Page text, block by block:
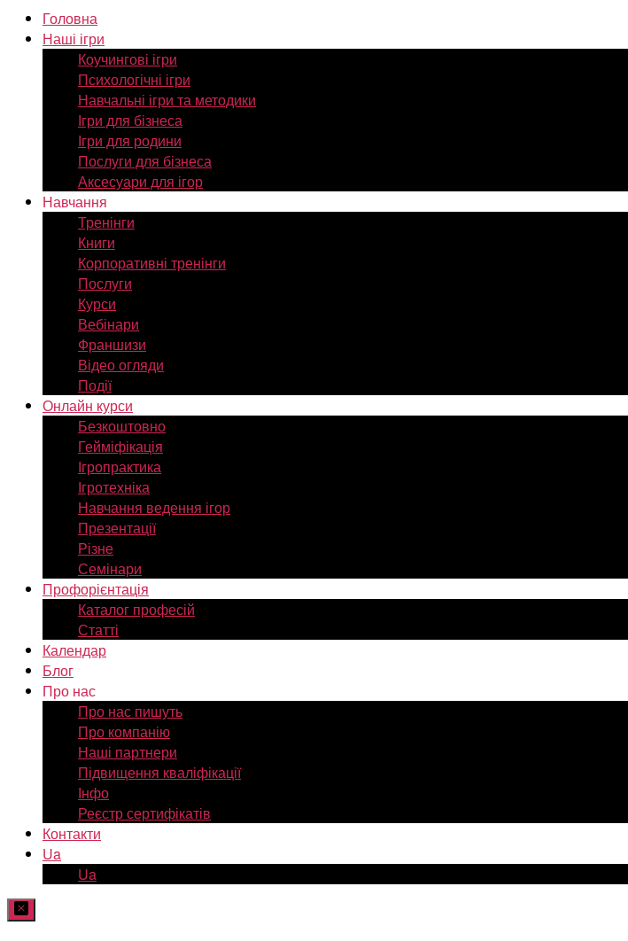
Головна
Наші ігри
Коучингові ігри
Психологічні ігри
Навчальні ігри та методики
Ігри для бізнеса
Ігри для родини
Послуги для бізнеса
Аксесуари для ігор
Навчання
Тренінги
Книги
Корпоративні тренінги
Послуги
Курси
Вебінари
Франшизи
Відео огляди
Події
Онлайн курси
Безкоштовно
Гейміфікація
Ігропрактика
Ігротехніка
Навчання ведення ігор
Презентації
Різне
Семінари
Профорієнтація
Каталог професій
Статті
Календар
Блог
Про нас
Про нас пишуть
Про компанію
Наші партнери
Підвищення кваліфікації
Інфо
Реєстр сертифікатів
Контакти
Ua
Ua